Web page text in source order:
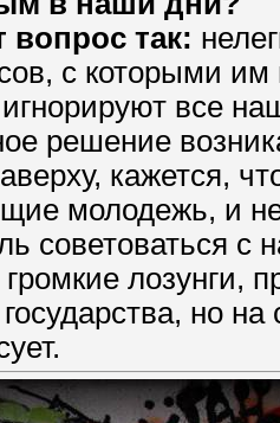
вопрос так:
с которыми
все
решение
кажется,
молодежь, и
советоваться
лозунги,
но